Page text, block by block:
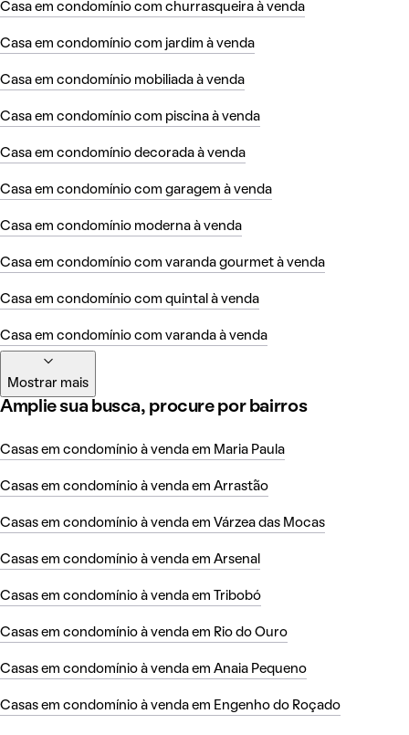
Casa em condomínio com churrasqueira à venda
Casa em condomínio com jardim à venda
Casa em condomínio mobiliada à venda
Casa em condomínio com piscina à venda
Casa em condomínio decorada à venda
Casa em condomínio com garagem à venda
Casa em condomínio moderna à venda
Casa em condomínio com varanda gourmet à venda
Casa em condomínio com quintal à venda
Casa em condomínio com varanda à venda
Mostrar mais
Amplie sua busca, procure por bairros
Casas em condomínio à venda em Maria Paula
Casas em condomínio à venda em Arrastão
Casas em condomínio à venda em Várzea das Mocas
Casas em condomínio à venda em Arsenal
Casas em condomínio à venda em Tribobó
Casas em condomínio à venda em Rio do Ouro
Casas em condomínio à venda em Anaia Pequeno
Casas em condomínio à venda em Engenho do Roçado